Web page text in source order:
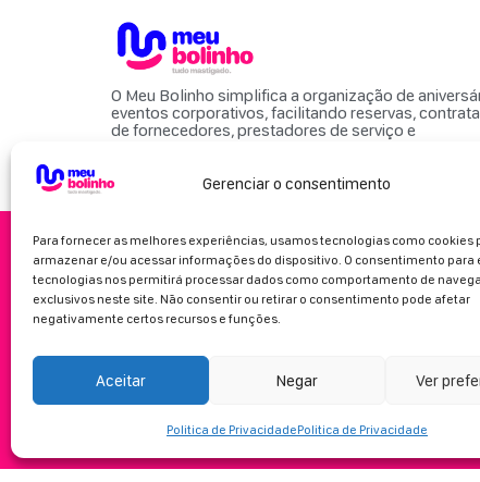
Gerenciar o consentimento
Para fornecer as melhores experiências, usamos tecnologias como cookies
armazenar e/ou acessar informações do dispositivo. O consentimento para
tecnologias nos permitirá processar dados como comportamento de
exclusivos neste site. Não consentir ou retirar o consentimento pode afetar
negativamente certos recursos e funções.
Aceitar Negar Ver
Politica de PrivacidadePolitica de Privacidade
O Meu Bolinho simplifica a organização de
eventos corporativos, facilitando reservas,
de fornecedores, prestadores de serviço e